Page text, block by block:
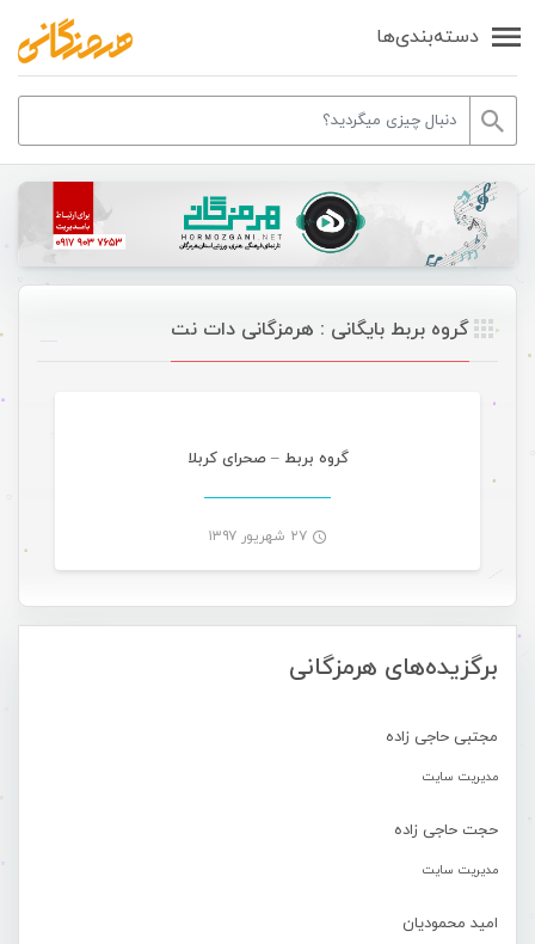
دسته‌بندی‌ها
برگزیده‌های هرمزگانی
مجتبی حاجی زاده
مدیریت سایت
حجت حاجی زاده
مدیریت سایت
امید محمودیان
گروه بربط بایگانی : هرمزگانی دات نت
گروه بربط – صحرای کربلا
۲۷ شهریور ۱۳۹۷